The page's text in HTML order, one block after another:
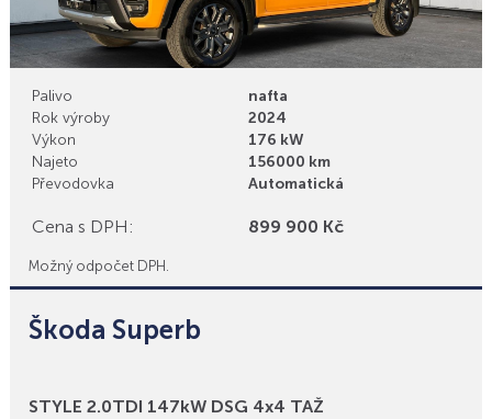
Palivo
nafta
Rok výroby
2024
Výkon
176 kW
Najeto
156000 km
Převodovka
Automatická
Cena s DPH: 899 900 Kč
Možný odpočet DPH.
Škoda Superb
Bonusy
STYLE 2.0TDI 147kW DSG 4x4 TAŽ